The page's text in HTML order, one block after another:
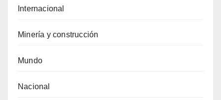
Internacional
Minería y construcción
Mundo
Nacional